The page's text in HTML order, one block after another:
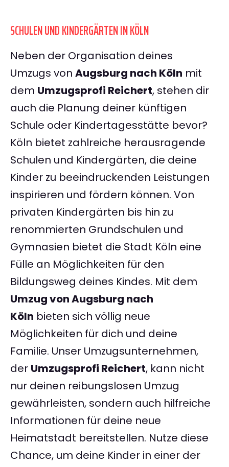
SCHULEN UND KINDERGÄRTEN IN KÖLN
Neben der Organisation deines
Umzugs von Augsburg nach Köln mit
dem Umzugsprofi Reichert, stehen dir
auch die Planung deiner künftigen
Schule oder Kindertagesstätte bevor?
Köln bietet zahlreiche herausragende
Schulen und Kindergärten, die deine
Kinder zu beeindruckenden Leistungen
inspirieren und fördern können. Von
privaten Kindergärten bis hin zu
renommierten Grundschulen und
Gymnasien bietet die Stadt Köln eine
Fülle an Möglichkeiten für den
Bildungsweg deines Kindes. Mit dem
Umzug von Augsburg nach
Köln bieten sich völlig neue
Möglichkeiten für dich und deine
Familie. Unser Umzugsunternehmen,
der Umzugsprofi Reichert, kann nicht
nur deinen reibungslosen Umzug
gewährleisten, sondern auch hilfreiche
Informationen für deine neue
Heimatstadt bereitstellen. Nutze diese
Chance, um deine Kinder in einer der